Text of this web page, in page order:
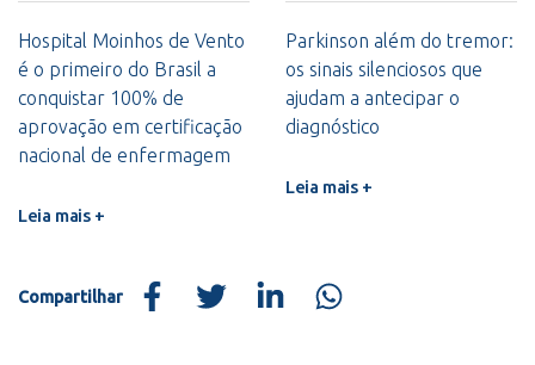
Hospital Moinhos de Vento
é o primeiro do Brasil a
conquistar 100% de
aprovação em certificação
nacional de enfermagem
Leia mais +
Parkinson além do tremor:
os sinais silenciosos que
ajudam a antecipar o
diagnóstico
Leia mais +
Compartilhar